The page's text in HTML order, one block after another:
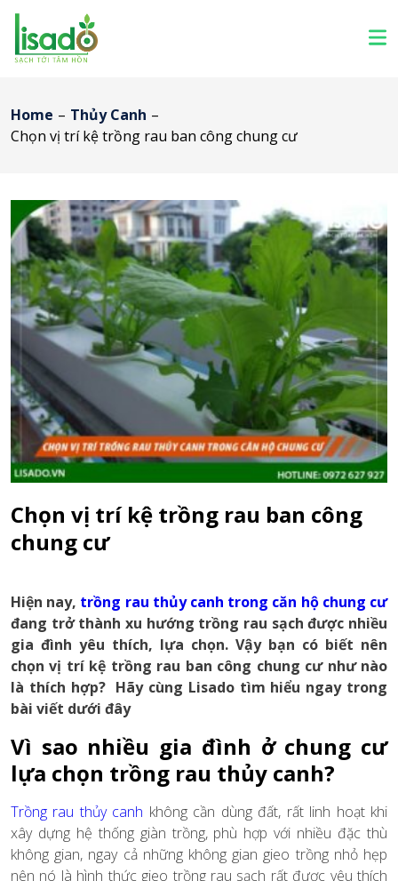
Home – Thủy Canh –
Chọn vị trí kệ trồng rau ban công chung cư
Chọn vị trí kệ trồng rau ban công
chung cư
Hiện nay, trồng rau thủy canh trong căn hộ chung cư
đang trở thành xu hướng trồng rau sạch được nhiều
gia đình yêu thích, lựa chọn. Vậy bạn có biết nên
chọn vị trí kệ trồng rau ban công chung cư như nào
là thích hợp? Hãy cùng Lisado tìm hiểu ngay trong
bài viết dưới đây
Vì sao nhiều gia đình ở chung cư
lựa chọn trồng rau thủy canh?
Trồng rau thủy canh không cần dùng đất, rất linh hoạt khi
xây dựng hệ thống giàn trồng, phù hợp với nhiều đặc thù
không gian, ngay cả những không gian gieo trồng nhỏ hẹp
nên nó là hình thức gieo trồng rau sạch rất được yêu thích